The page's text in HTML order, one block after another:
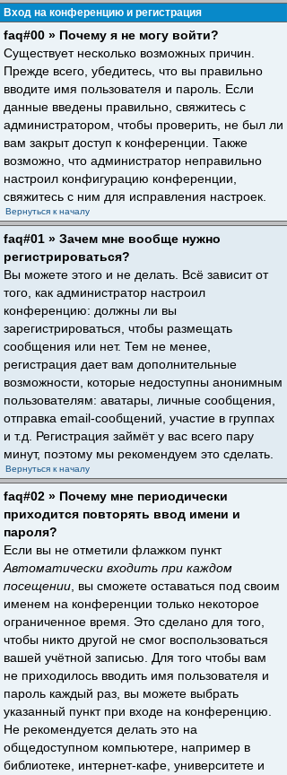
Вход на конференцию и регистрация
faq#00 » Почему я не могу войти?
Существует несколько возможных причин.
Прежде всего, убедитесь, что вы правильно
вводите имя пользователя и пароль. Если
данные введены правильно, свяжитесь с
администратором, чтобы проверить, не был ли
вам закрыт доступ к конференции. Также
возможно, что администратор неправильно
настроил конфигурацию конференции,
свяжитесь с ним для исправления настроек.
Вернуться к началу
faq#01 » Зачем мне вообще нужно
регистрироваться?
Вы можете этого и не делать. Всё зависит от
того, как администратор настроил
конференцию: должны ли вы
зарегистрироваться, чтобы размещать
сообщения или нет. Тем не менее,
регистрация дает вам дополнительные
возможности, которые недоступны анонимным
пользователям: аватары, личные сообщения,
отправка email-сообщений, участие в группах
и т.д. Регистрация займёт у вас всего пару
минут, поэтому мы рекомендуем это сделать.
Вернуться к началу
faq#02 » Почему мне периодически
приходится повторять ввод имени и
пароля?
Если вы не отметили флажком пункт
Автоматически входить при каждом
посещении , вы сможете оставаться под своим
именем на конференции только некоторое
ограниченное время. Это сделано для того,
чтобы никто другой не смог воспользоваться
вашей учётной записью. Для того чтобы вам
не приходилось вводить имя пользователя и
пароль каждый раз, вы можете выбрать
указанный пункт при входе на конференцию.
Не рекомендуется делать это на
общедоступном компьютере, например в
библиотеке, интернет-кафе, университете и